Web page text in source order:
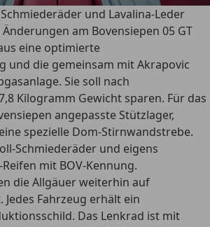
und Lavalina-Leder
am Bovensiepen 05 GT
eine optimierte
und die gemeinsam mit Akrapovic
Sie soll nach
Kilogramm Gewicht sparen. Für das
angepasste Stützlager,
spezielle Dom-Stirnwandstrebe.
Schmiederäder und eigens
mit BOV-Kennung.
die Allgäuer weiterhin auf
Fahrzeug erhält ein
Das Lenkrad ist mit